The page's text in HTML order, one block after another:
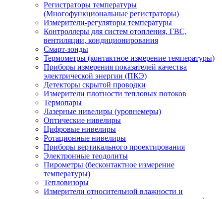
Регистраторы температуры
(Многофункциональные регистраторы)
Измерители-регуляторы температуры
Контроллеры для систем отопления, ГВС,
вентиляции, кондиционирования
Смарт-зонды
Термометры (контактное измерение температуры)
Приборы измерения показателей качества
электрической энергии (ПКЭ)
Детекторы скрытой проводки
Измерители плотности тепловых потоков
Термопары
Лазерные нивелиры (уровнемеры)
Оптические нивелиры
Цифровые нивелиры
Ротационные нивелиры
Приборы вертикального проектирования
Электронные теодолиты
Пирометры (бесконтактное измерение
температуры)
Тепловизоры
Измерители относительной влажности и